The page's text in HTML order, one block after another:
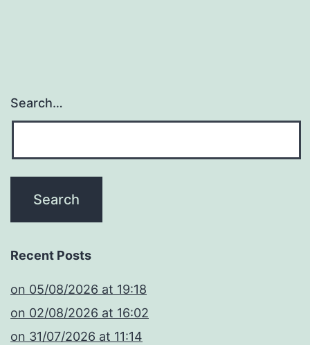
Search…
Recent Posts
​on 05/08/2026 at 19:18
​on 02/08/2026 at 16:02
​on 31/07/2026 at 11:14